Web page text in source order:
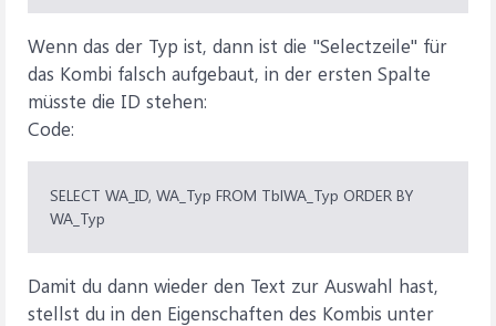
Wenn das der Typ ist, dann ist die "Selectzeile" für
das Kombi falsch aufgebaut, in der ersten Spalte
müsste die ID stehen:
Code:
SELECT WA_ID, WA_Typ FROM TblWA_Typ ORDER BY
WA_Typ
Damit du dann wieder den Text zur Auswahl hast,
stellst du in den Eigenschaften des Kombis unter